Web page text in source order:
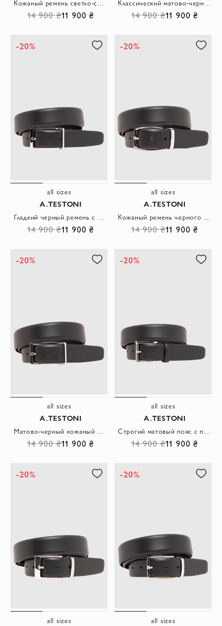
14 900 ₴11 900 ₴ 14 900 ₴11 900 ₴
-20%
all sizes
A.TESTONI
14 900 ₴11 900 ₴
-20%
all sizes
A.TESTONI
14 900 ₴11 900 ₴
-20%
all sizes
A.TESTONI
Матово-черный кожаный ремень со строгой прямоугольной пряжкой
14 900 ₴11 900 ₴
-20%
all sizes
A.TESTONI
Строгий матовый пояс с прямоугольной металлической пряжкой и кожаной шлевкой
14 900 ₴11 900 ₴
-20%
all sizes
-20%
all sizes